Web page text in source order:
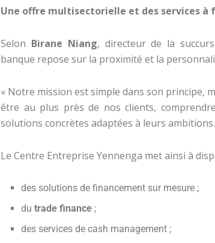
Une offre multisectorielle et des services
Selon Birane Niang, directeur de la
banque repose sur la proximité et la
« Notre mission est simple dans son principe,
être au plus près de nos clients,
solutions concrètes adaptées à leurs
Le Centre Entreprise Yennenga met ainsi à
des solutions de financement sur mesure ;
dutrade finance ;
des services de cash management ;